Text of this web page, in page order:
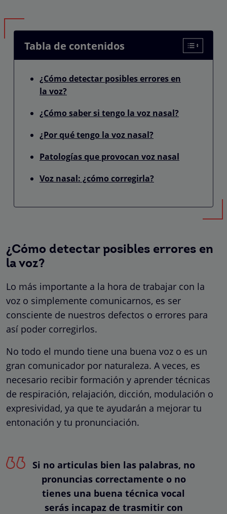
Tabla de contenidos
¿Cómo detectar posibles errores en
la voz?
¿Cómo saber si tengo la voz nasal?
¿Por qué tengo la voz nasal?
Patologías que provocan voz nasal
Voz nasal: ¿cómo corregirla?
¿Cómo detectar posibles errores en
la voz?
Lo más importante a la hora de trabajar con la
voz o simplemente comunicarnos, es ser
consciente de nuestros defectos o errores para
así poder corregirlos.
No todo el mundo tiene una buena voz o es un
gran comunicador por naturaleza. A veces, es
necesario recibir formación y aprender técnicas
de respiración, relajación, dicción, modulación o
expresividad, ya que te ayudarán a mejorar tu
entonación y tu pronunciación.
Si no articulas bien las palabras, no
pronuncias correctamente o no
tienes una buena técnica vocal
serás incapaz de trasmitir con